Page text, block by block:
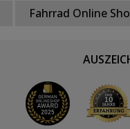
Fahrrad Online